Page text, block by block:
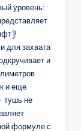
уровень:
для захвата
и
и еще
тушь не
формуле с